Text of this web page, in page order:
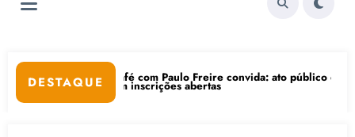
DESTAQUE
inscrições abertas
com Paulo Freire convida: ato público e pedagógica na sexta-